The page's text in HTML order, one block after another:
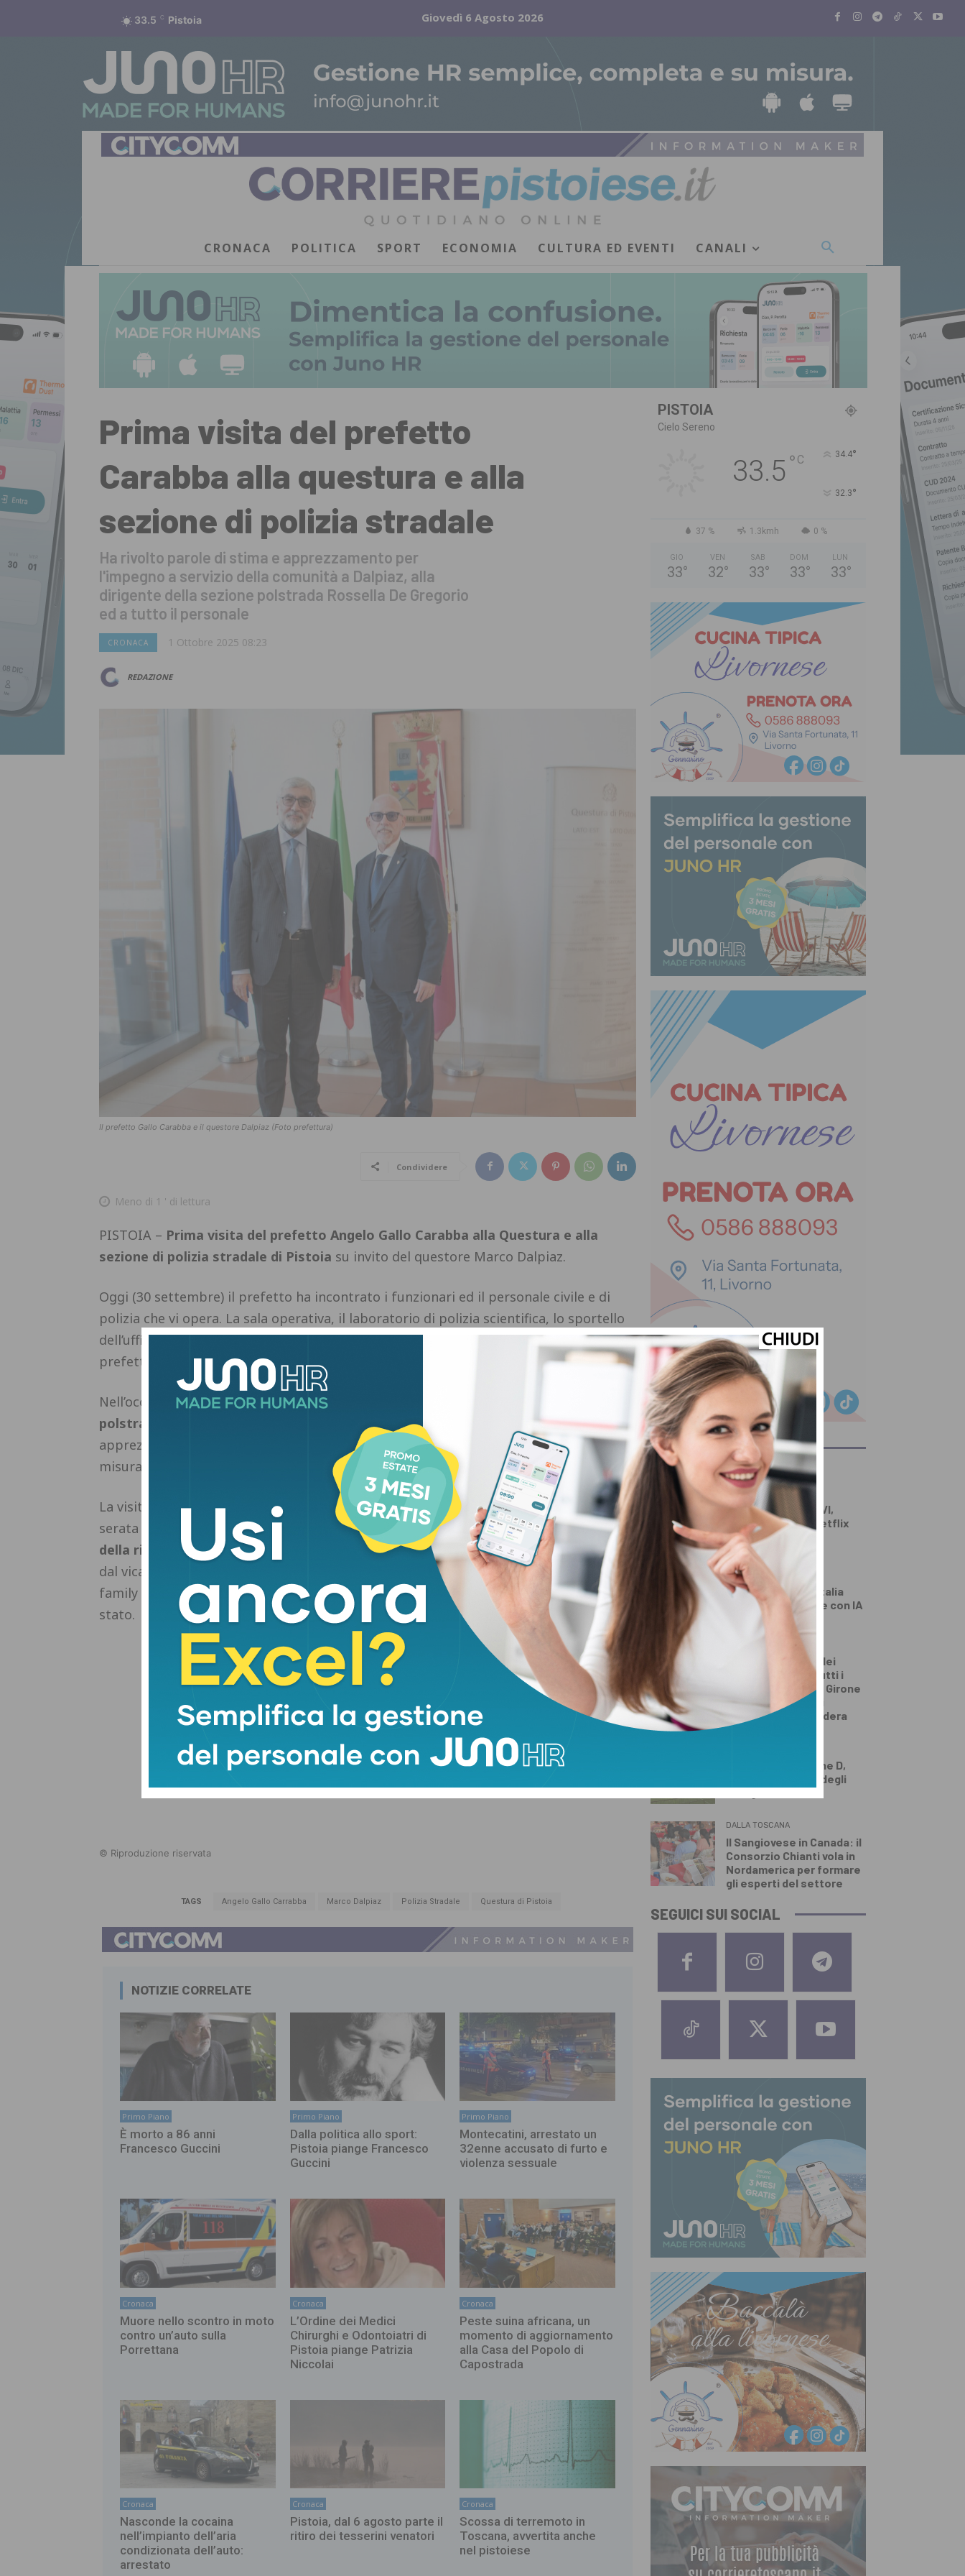
33.5 C Pistoia Giovedì 6 Agosto 2026
CRONACA POLITICA SPORT ECONOMIA CULTURA ED EVENTI CANALI
Prima visita del prefetto
Carabba alla questura e alla
sezione di polizia stradale
Ha rivolto parole di stima e apprezzamento per
l'impegno a servizio della comunità a Dalpiaz, alla
dirigente della sezione polstrada Rossella De Gregorio
ed a tutto il personale
CRONACA 1 Ottobre 2025 08:23
REDAZIONE
Il prefetto Gallo Carabba e il questore Dalpiaz (Foto prefettura)
Condividere
Meno di 1 ' di lettura
PISTOIA – Prima visita del prefetto Angelo Gallo Carabba alla Questura e alla
sezione di polizia stradale di Pistoia su invito del questore Marco Dalpiaz.
Oggi (30 settembre) il prefetto ha incontrato i funzionari ed il personale civile e di
polizia che vi opera. La sala operativa, il laboratorio di polizia scientifica, lo sportello
dell’ufficio immigrazione sono stati alcuni degli ambienti di lavoro verso i quali il
prefetto ha soffermato la propria attenzione nel corso del giro.
Nell’occasione,Carabba ha rivolto al questore, alla dirigente della sezione
polstrada Rossella De Gregorio ed a tutto il personale parole di stimae sincero
apprezzamento per l’impegno profuso al servizio della comunità e per la cifra di
misura ed equilibrio che ne contraddistingue l’azione.
La visita del prefetto in Questura ha fatto seguito alla sua partecipazione, nella
serata precedente del 29 settembre, allacelebrazione nella parrocchia di Chiazzano
della ricorrenza di San Michele Arcangelo
, patrono della polizia di stato (presieduta
dal vicario generale della Diocesi monsignor Cristiano D’Angelo), ed al successivo
family day organizzato in collaborazione con l’Associazione nazionale della polizia di
stato.
© Riproduzione riservata
TAGS Angelo Gallo Carrabba Marco Dalpiaz Polizia Stradale Questura di Pistoia
NOTIZIE CORRELATE
Primo Piano
È morto a 86 anni
Francesco Guccini
Primo Piano
Dalla politica allo sport:
Pistoia piange Francesco
Guccini
Primo Piano
Montecatini, arrestato un
32enne accusato di furto e
violenza sessuale
Cronaca
Muore nello scontro in moto
contro un’auto sulla
Porrettana
Cronaca
L’Ordine dei Medici
Chirurghi e Odontoiatri di
Pistoia piange Patrizia
Niccolai
Cronaca
Peste suina africana, un
momento di aggiornamento
alla Casa del Popolo di
Capostrada
Cronaca
Nasconde la cocaina
nell’impianto dell’aria
condizionata dell’auto:
arrestato
Cronaca
Pistoia, dal 6 agosto parte il
ritiro dei tesserini venatori
Cronaca
Scossa di terremoto in
Toscana, avvertita anche
nel pistoiese
PISTOIA
Cielo Sereno
33.5° C 34.4°
32.3°
37 % 1.3kmh 0 %
GIO
33°
VEN
32°
SAB
33°
DOM
33°
LUN
33°
ULTIMI ARTICOLI
TECNOLOGIA
Grand Theft Auto VI,
l’anteprima è su Netflix
TECNOLOGIA
Just Eat porta in Italia
l’assistente vocale con IA
La composizione dei
gironi di Serie D: tutti i
derby regionali del Girone
E e le avversarie di
Pistoiese e Pontedera
Pistoiese nel girone D,
ecco gli avversari degli
DALLA TOSCANA
Il Sangiovese in Canada: il
Consorzio Chianti vola in
Nordamerica per formare
gli esperti del settore
SEGUICI SUI SOCIAL